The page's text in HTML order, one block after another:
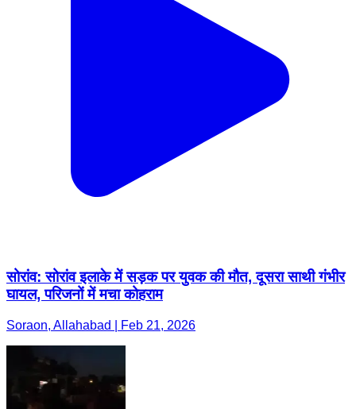
सोरांव: सोरांव इलाके में सड़क पर युवक की मौत, दूसरा साथी गंभीर
घायल, परिजनों में मचा कोहराम
Soraon, Allahabad | Feb 21, 2026